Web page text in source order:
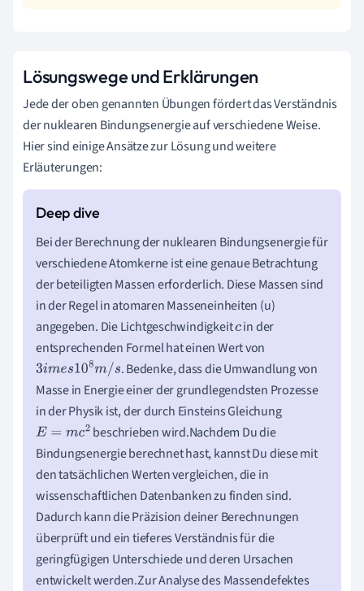
Lösungswege und Erklärungen
Jede der oben genannten Übungen fördert das Verständnis
der nuklearen Bindungsenergie auf verschiedene Weise.
Hier sind einige Ansätze zur Lösung und weitere
Erläuterungen:
Bei der Berechnung der nuklearen Bindungsenergie für
verschiedene Atomkerne ist eine genaue Betrachtung
der beteiligten Massen erforderlich. Diese Massen sind
in der Regel in atomaren Masseneinheiten (u)
angegeben. Die Lichtgeschwindigkeitcin der
entsprechenden Formel hat einen Wert von
3imes108m/s
. Bedenke, dass die Umwandlung von
Masse in Energie einer der grundlegendsten Prozesse
in der Physik ist, der durch Einsteins Gleichung
E= mc 2
beschrieben wird.Nachdem Du die
Bindungsenergie berechnet hast, kannst Du diese mit
den tatsächlichen Werten vergleichen, die in
wissenschaftlichen Datenbanken zu finden sind.
Dadurch kann die Präzision deiner Berechnungen
überprüft und ein tieferes Verständnis für die
geringfügigen Unterschiede und deren Ursachen
entwickelt werden.Zur Analyse des Massendefektes